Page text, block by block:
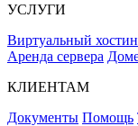
УСЛУГИ
Виртуальный
Аренда сервера
КЛИЕНТАМ
Документы Помощь